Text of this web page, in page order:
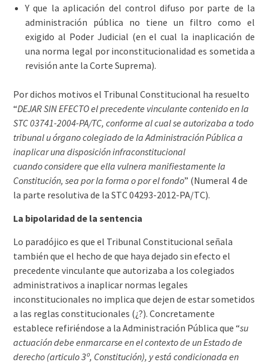
Y que la aplicación del control difuso por parte de la
administración pública no tiene un filtro como el
exigido al Poder Judicial (en el cual la inaplicación de
una norma legal por inconstitucionalidad es sometida a
revisión ante la Corte Suprema).
Por dichos motivos el Tribunal Constitucional ha resuelto
“DEJAR SIN EFECTO el precedente vinculante contenido en la
STC 03741-2004-PA/TC, conforme al cual se autorizaba a todo
tribunal u órgano colegiado de la Administración Pública a
inaplicar una disposición infraconstitucional
cuando considere que ella vulnera manifiestamente la
Constitución, sea por la forma o por el fondo” (Numeral 4 de
la parte resolutiva de la STC 04293-2012-PA/TC).
La bipolaridad de la sentencia
Lo paradójico es que el Tribunal Constitucional señala
también que el hecho de que haya dejado sin efecto el
precedente vinculante que autorizaba a los colegiados
administrativos a inaplicar normas legales
inconstitucionales no implica que dejen de estar sometidos
a las reglas constitucionales (¿?). Concretamente
establece refiriéndose a la Administración Pública que “su
actuación debe enmarcarse en el contexto de un Estado de
derecho (articulo 3º, Constitución), y está condicionada en